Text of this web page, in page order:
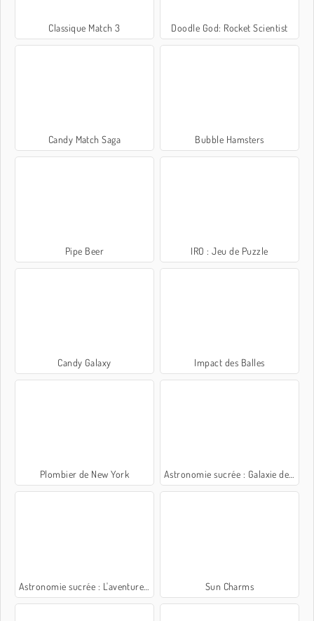
Classique Match 3 Doodle God: Rocket Scientist
Candy Match Saga Bubble Hamsters
Pipe Beer IRO : Jeu de Puzzle
Candy Galaxy Impact des Balles
Plombier de New York Astronomie sucrée : Galaxie des beignets
Astronomie sucrée : L'aventure du cookie Sun Charms